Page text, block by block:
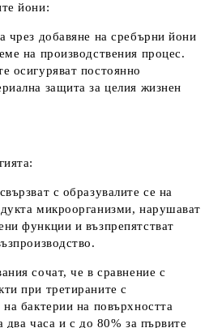
йони:
чрез добавяне на сребърни йони
на производствения процес.
осигуряват постоянно
защита за целия жизнен
с образувалите се на
микроорганизми, нарушават
функции и възпрепятстват
сочат, че в сравнение с
при третираните с
бактерии на повърхността
два часа и с до 80% за първите